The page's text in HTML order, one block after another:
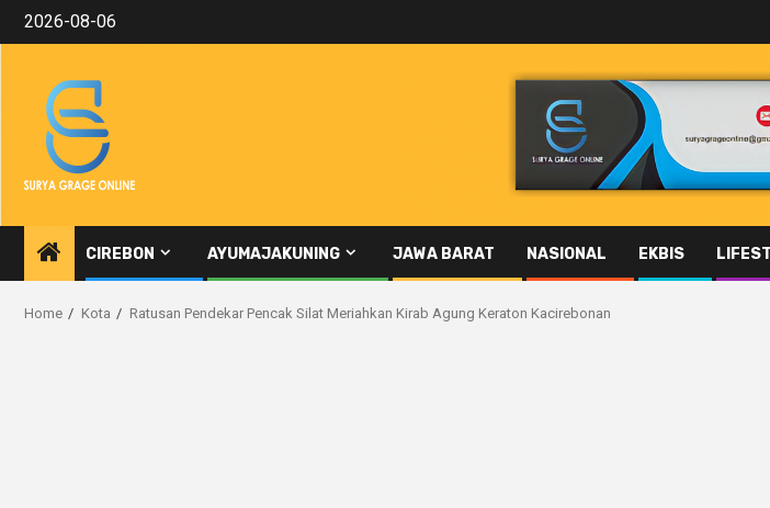
Skip2026-08-06
CIREBON AYUMAJAKUNING JAWA BARAT NASIONAL EKBIS
Home Kota Ratusan Pendekar Pencak Silat Meriahkan Kirab Agung Keraton Kacirebonan